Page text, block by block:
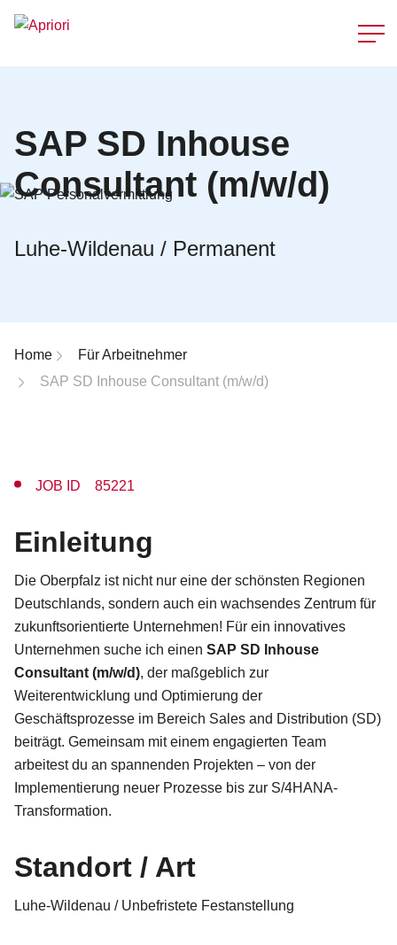
SAP SD Inhouse
Consultant (m/w/d)
Luhe-Wildenau / Permanent
Breadcrumb-Navigation
Home
Für Arbeitnehmer
SAP SD Inhouse Consultant (m/w/d)
JOB ID 85221
Einleitung
Die Oberpfalz ist nicht nur eine der schönsten Regionen
Deutschlands, sondern auch ein wachsendes Zentrum für
zukunftsorientierte Unternehmen! Für ein innovatives
Unternehmen suche ich einen SAP SD Inhouse
Consultant (m/w/d), der maßgeblich zur
Weiterentwicklung und Optimierung der
Geschäftsprozesse im Bereich Sales and Distribution (SD)
beiträgt. Gemeinsam mit einem engagierten Team
arbeitest du an spannenden Projekten – von der
Implementierung neuer Prozesse bis zur S/4HANA-
Transformation.
Standort / Art
Luhe-Wildenau / Unbefristete Festanstellung